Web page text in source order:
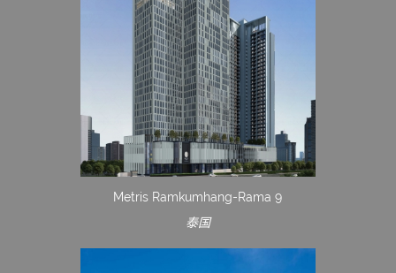
Metris Ramkumhang-Rama 9
泰国